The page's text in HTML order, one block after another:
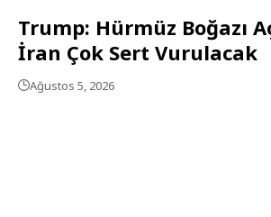
Trump: Hürmüz Boğazı
İran Çok Sert Vurulacak
Ağustos 5, 2026